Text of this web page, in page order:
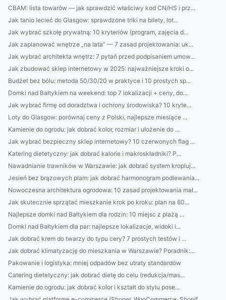
CBAM: lista towarów — jak sprawdzić właściwy kod CN/HS i prz...
Jak tanio lecieć do Glasgow: sprawdzone triki na bilety, lot...
Jak wybrać szkołę prywatną: 10 kryteriów (program, zajęcia d...
Jak zaplanować wnętrze „na lata” — 7 zasad projektowania: uk...
Jak wybrać architekta wnętrz: 7 pytań przed podpisaniem umow...
Jak zbudować sklep internetowy w 2025: najważniejsze kroki o...
Budżet bez bólu: metoda 50/30/20 w praktyce i 10 prostych sp...
Domki nad Bałtykiem na weekend: top 7 lokalizacji + ceny, do...
Jak wybrać firmę od doradztwa i ochrony środowiska? 10 kryte...
Loty do Glasgow: porównaj ceny z Polski, najlepsze miesiące ...
Kamienie do ogrodu: jak dobrać kolor, rozmiar i ułożenie do ...
Jak wybrać bezpieczny sklep internetowy? 10 czerwonych flag ...
Katering dietetyczny: jak dobrać kalorie i makroskładniki? P...
Nawadnianie trawników w Warszawie: jak dobrać system kropluj...
Jesień bez brązowych plam: jak dobrać harmonogram podlewania...
Nowoczesna architektura ogrodowa: 10 zasad projektowania mał...
Jak skutecznie sprzątać mieszkanie krok po kroku: plan na 60...
Najlepsze domki nad Bałtykiem dla rodzin: 10 miejsc z plażą ...
Domki nad Bałtykiem dla par: najlepsze lokalizacje, widoki i...
Jak dobrać krem do twarzy do typu cery? 7 prostych testów i ...
Jak dobrać klimatyzację do mieszkania w Warszawie? Poradnik:...
Pakowanie i logistyka: mniej odpadów bez utraty standardów
Catering dietetyczny: jak dobrać dietę do celu (redukcja/mas...
Kamienie do ogrodu: jak dobrać kolor i kształt do stylu pose...